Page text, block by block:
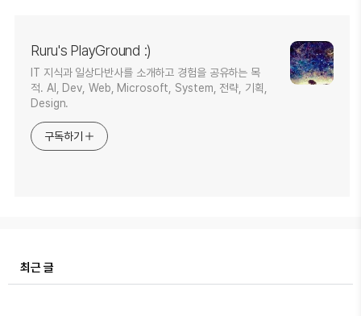
Ruru's PlayGround :)
IT 지식과 일상다반사를 소개하고 경험을 공유하는 목
적. AI, Dev, Web, Microsoft, System, 전략, 기획,
Design.
구독하기
최근 글